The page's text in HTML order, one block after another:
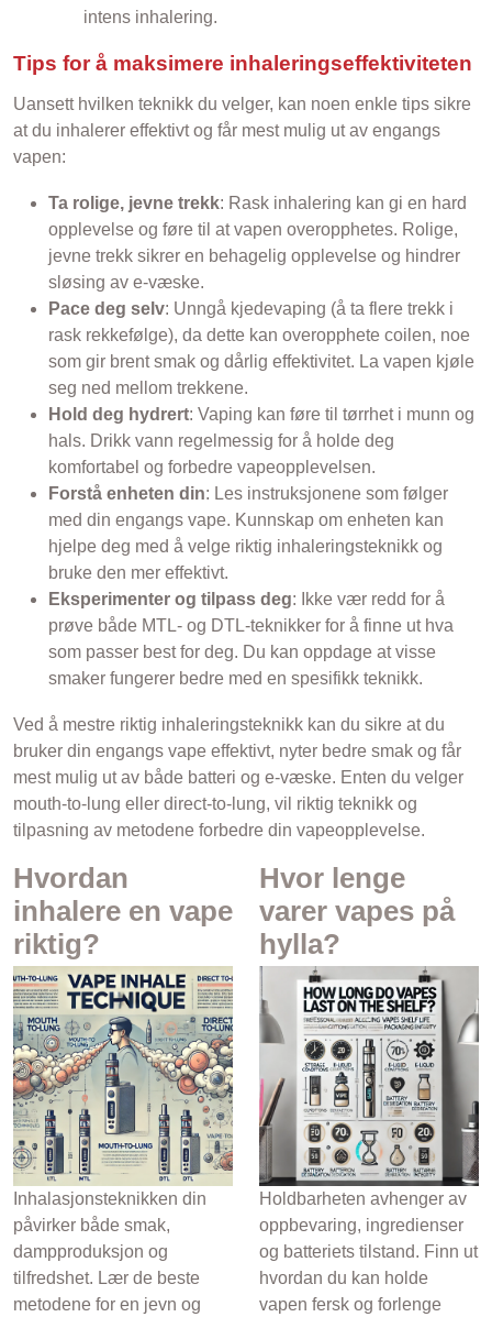
intens inhalering.
Tips for å maksimere inhaleringseffektiviteten
Uansett hvilken teknikk du velger, kan noen enkle tips sikre
at du inhalerer effektivt og får mest mulig ut av engangs
vapen:
Ta rolige, jevne trekk: Rask inhalering kan gi en hard
opplevelse og føre til at vapen overopphetes. Rolige,
jevne trekk sikrer en behagelig opplevelse og hindrer
sløsing av e-væske.
Pace deg selv: Unngå kjedevaping (å ta flere trekk i
rask rekkefølge), da dette kan overopphete coilen, noe
som gir brent smak og dårlig effektivitet. La vapen kjøle
seg ned mellom trekkene.
Hold deg hydrert: Vaping kan føre til tørrhet i munn og
hals. Drikk vann regelmessig for å holde deg
komfortabel og forbedre vapeopplevelsen.
Forstå enheten din: Les instruksjonene som følger
med din engangs vape. Kunnskap om enheten kan
hjelpe deg med å velge riktig inhaleringsteknikk og
bruke den mer effektivt.
Eksperimenter og tilpass deg: Ikke vær redd for å
prøve både MTL- og DTL-teknikker for å finne ut hva
som passer best for deg. Du kan oppdage at visse
smaker fungerer bedre med en spesifikk teknikk.
Ved å mestre riktig inhaleringsteknikk kan du sikre at du
bruker din engangs vape effektivt, nyter bedre smak og får
mest mulig ut av både batteri og e-væske. Enten du velger
mouth-to-lung eller direct-to-lung, vil riktig teknikk og
tilpasning av metodene forbedre din vapeopplevelse.
Hvordan
inhalere en vape
riktig?
Inhalasjonsteknikken din
påvirker både smak,
dampproduksjon og
tilfredshet. Lær de beste
metodene for en jevn og
Hvor lenge
varer vapes på
hylla?
Holdbarheten avhenger av
oppbevaring, ingredienser
og batteriets tilstand. Finn ut
hvordan du kan holde
vapen fersk og forlenge